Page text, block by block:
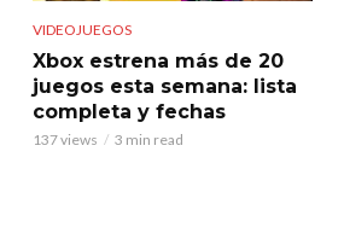
VIDEOJUEGOS
Xbox estrena más de 20
juegos esta semana: lista
completa y fechas
137 views 3 min read